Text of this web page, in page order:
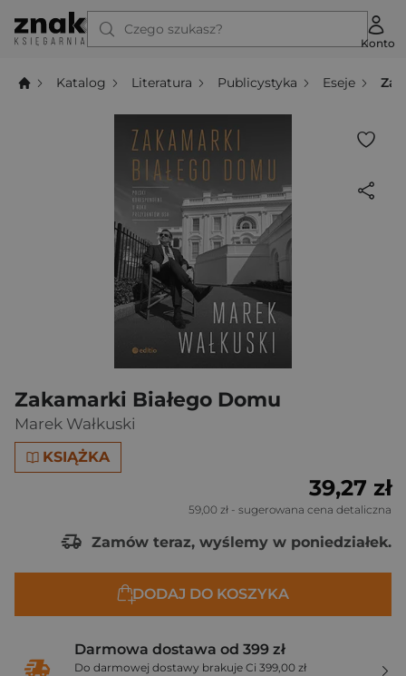
Czego szukasz?
Konto
Katalog Literatura Publicystyka Eseje
Zakamarki Białego Domu
Marek Wałkuski
KSIĄŻKA
39,27 zł
59,00 zł - sugerowana cena detaliczna
Zamów teraz, wyślemy w poniedziałek.
DODAJ DO KOSZYKA
Darmowa dostawa od 399 zł
Do darmowej dostawy brakuje Ci 399,00 zł